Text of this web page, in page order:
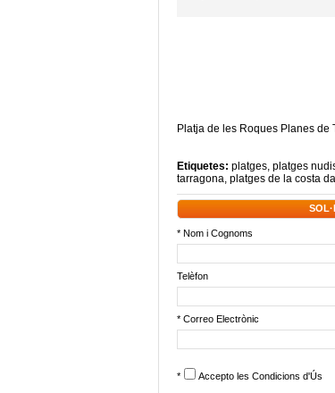
Platja de les Roques Planes de
Etiquetes: platges, platges
tarragona, platges de la costa
* Nom i Cognoms
Telèfon
* Correo Electrònic
* Accepto les Condicions d'Ús